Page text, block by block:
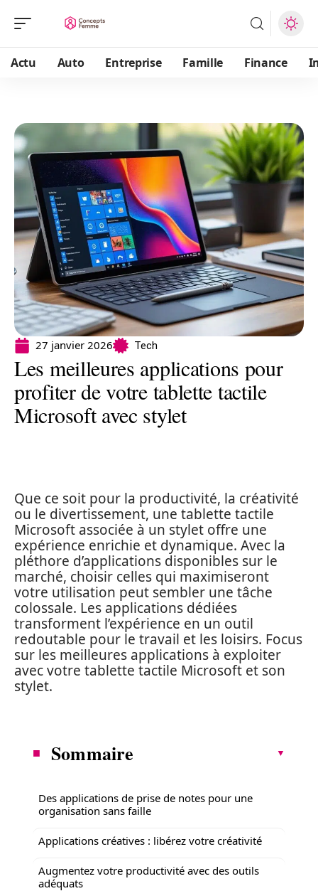
Actu Auto Entreprise Famille Finance
27 janvier 2026 Tech
Les meilleures applications pour
profiter de votre tablette tactile
Microsoft avec stylet
Que ce soit pour la productivité, la créativité
ou le divertissement, une tablette tactile
Microsoft associée à un stylet offre une
expérience enrichie et dynamique. Avec la
pléthore d’applications disponibles sur le
marché, choisir celles qui maximiseront
votre utilisation peut sembler une tâche
colossale. Les applications dédiées
transforment l’expérience en un outil
redoutable pour le travail et les loisirs. Focus
sur les meilleures applications à exploiter
avec votre tablette tactile Microsoft et son
stylet.
Sommaire
Des applications de prise de notes pour une
organisation sans faille
Applications créatives : libérez votre créativité
Augmentez votre productivité avec des outils
adéquats